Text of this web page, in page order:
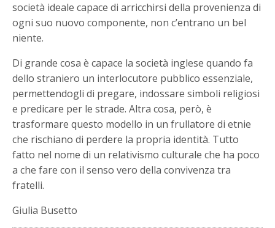
società ideale capace di arricchirsi della provenienza di
ogni suo nuovo componente, non c’entrano un bel
niente.
Di grande cosa è capace la società inglese quando fa
dello straniero un interlocutore pubblico essenziale,
permettendogli di pregare, indossare simboli religiosi
e predicare per le strade. Altra cosa, però, è
trasformare questo modello in un frullatore di etnie
che rischiano di perdere la propria identità. Tutto
fatto nel nome di un relativismo culturale che ha poco
a che fare con il senso vero della convivenza tra
fratelli.
Giulia Busetto